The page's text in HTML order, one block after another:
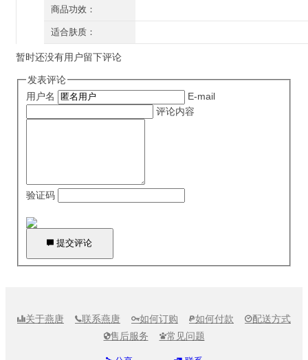
有外盒/有塑封
商品功效：
深层清洁 美白祛黄 嫩肤细腻
适合肤质：
干性肌肤 中性肌肤
暂时还没有用户留下评论
发表评论
用户名
E-mail
评论内容
验证码
 提交评论
关于燕唐 联系燕唐 如何订购 如何付款 配送方式
售后服务 常见问题